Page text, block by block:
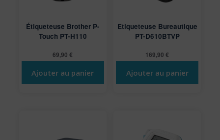
Étiqueteuse Brother P-
Touch PT-H110
69,90€
Ajouter au panier
Etiqueteuse Bureautique
PT-D610BTVP
169,90€
Ajouter au panier